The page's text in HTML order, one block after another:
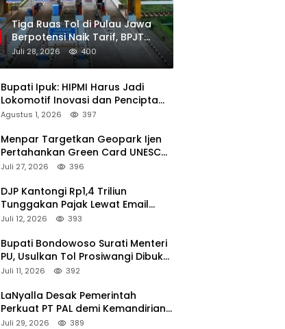
Tiga Ruas Tol di Pulau Jawa
Berpotensi Naik Tarif, BPJT
Tunggu Hasil Evaluasi
Standar Pelayanan
Juli 28, 2026 400
Bupati Ipuk: HIPMI Harus Jadi
Lokomotif Inovasi dan Pencipta
Lapangan Kerja
Agustus 1, 2026 397
Menpar Targetkan Geopark Ijen
Pertahankan Green Card UNESCO
pada Revalidasi Agustus 2026
Juli 27, 2026 396
DJP Kantongi Rp1,4 Triliun
Tunggakan Pajak Lewat Email
Pengingat, Total Piutang Masih
Juli 12, 2026 393
Bupati Bondowoso Surati Menteri
PU, Usulkan Tol Prosiwangi Dibuka
Sementara
Juli 11, 2026 392
LaNyalla Desak Pemerintah
Perkuat PT PAL demi Kemandirian
Industri Pertahanan Maritim
Juli 29, 2026 389